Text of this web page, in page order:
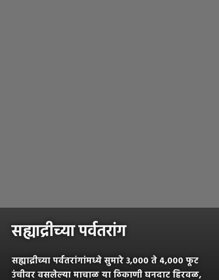
सह्याद्रीच्या पर्वतरांग
सह्याद्रीच्या पर्वतरांगांमध्ये सुमारे ३,००० ते ४,००० फूट
उंचीवर वसलेल्या माचाळ या ठिकाणी घनदाट हिरवळ,